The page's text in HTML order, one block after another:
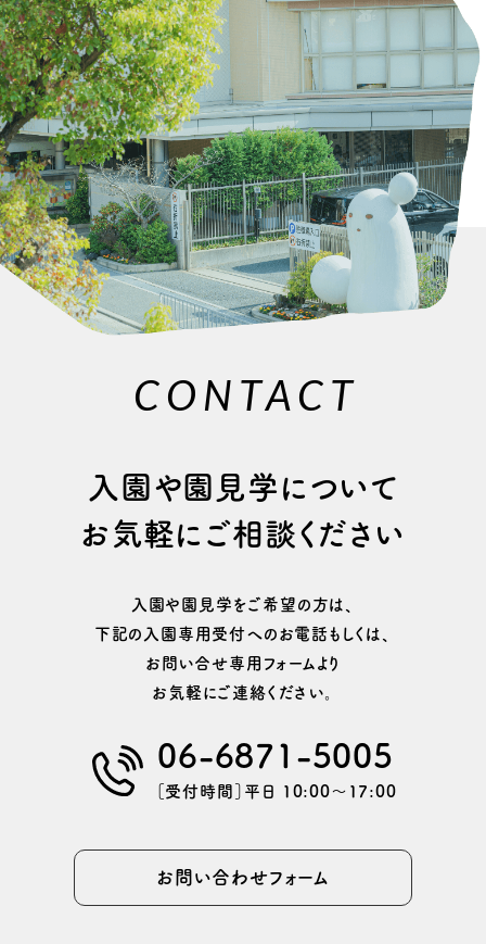
CONTACT
⼊園や園⾒学について
お気軽にご相談ください
⼊園や園⾒学をご希望の⽅は、
下記の⼊園専⽤受付へのお電話もしくは、
お問い合せ専用フォームより
お気軽にご連絡ください。
06-6871-5005
［受付時間］平日 10:00〜17:00
お問い合わせフォーム